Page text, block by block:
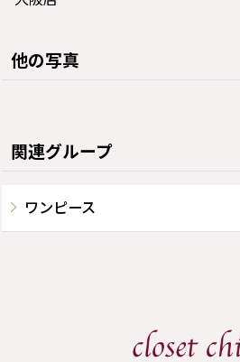
他の写真
関連グループ
ワンピース